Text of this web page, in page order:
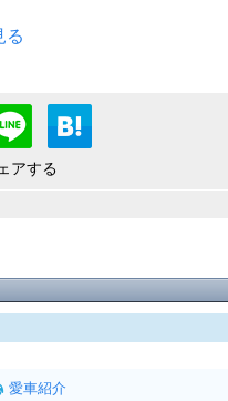
る
アする
愛車紹介